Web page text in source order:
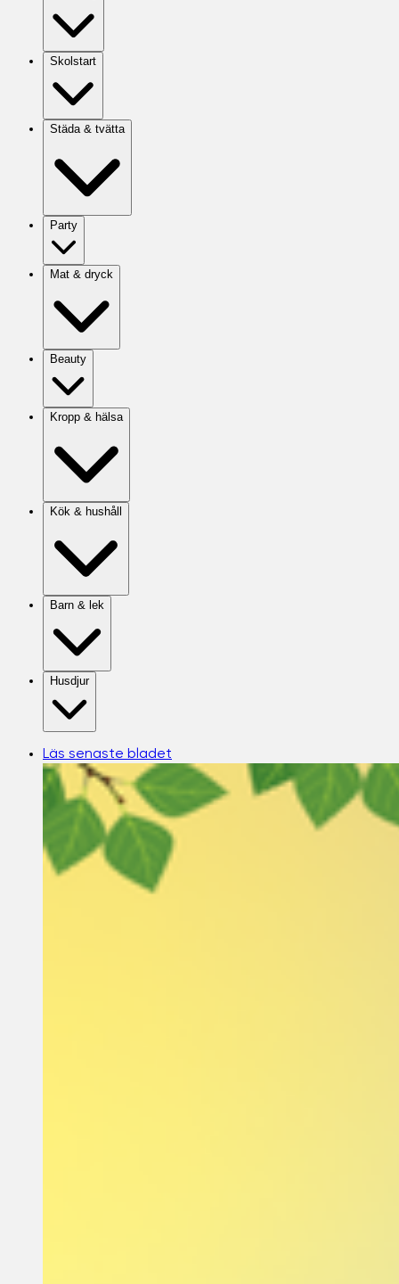
Skolstart
Städa & tvätta
Party
Mat & dryck
Beauty
Kropp & hälsa
Kök & hushåll
Barn & lek
Husdjur
Läs senaste bladet